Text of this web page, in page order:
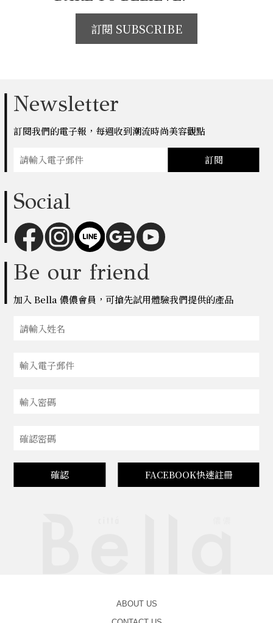
訂閱 SUBSCRIBE
Newsletter
訂閱我們的電子報，每週收到潮流時尚美容觀點
訂閱
Social
Be our friend
加入 Bella 儂儂會員，可搶先試用體驗我們提供的產品
確認 FACEBOOK快速註冊
ABOUT US